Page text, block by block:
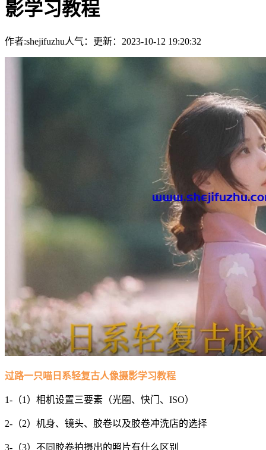
影学习教程
作者:shejifuzhu人气： 更新：2023-10-12 19:20:32
过路一只喵日系轻复古人像摄影学习教程
1-（1）相机设置三要素（光圈、快门、ISO）
2-（2）机身、镜头、胶卷以及胶卷冲洗店的选择
3-（3）不同胶卷拍摄出的照片有什么区别